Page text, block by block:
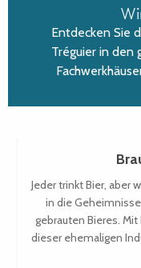
Entdecken Sie
Tréguier in den
Jeder trinkt Bier, aber
in die Geheimnisse
gebrauten Bieres. Mit
dieser ehemaligen